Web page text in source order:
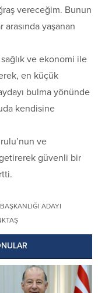
vereceğim. Bunun
yaşanan
ve ekonomi ile
en küçük
bulma yönünde
kendisine
ve
güvenli bir
ADAYI